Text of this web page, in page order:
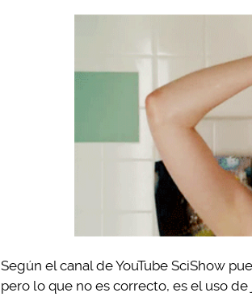
Según el canal de YouTube SciShow
pero lo que no es correcto, es el uso